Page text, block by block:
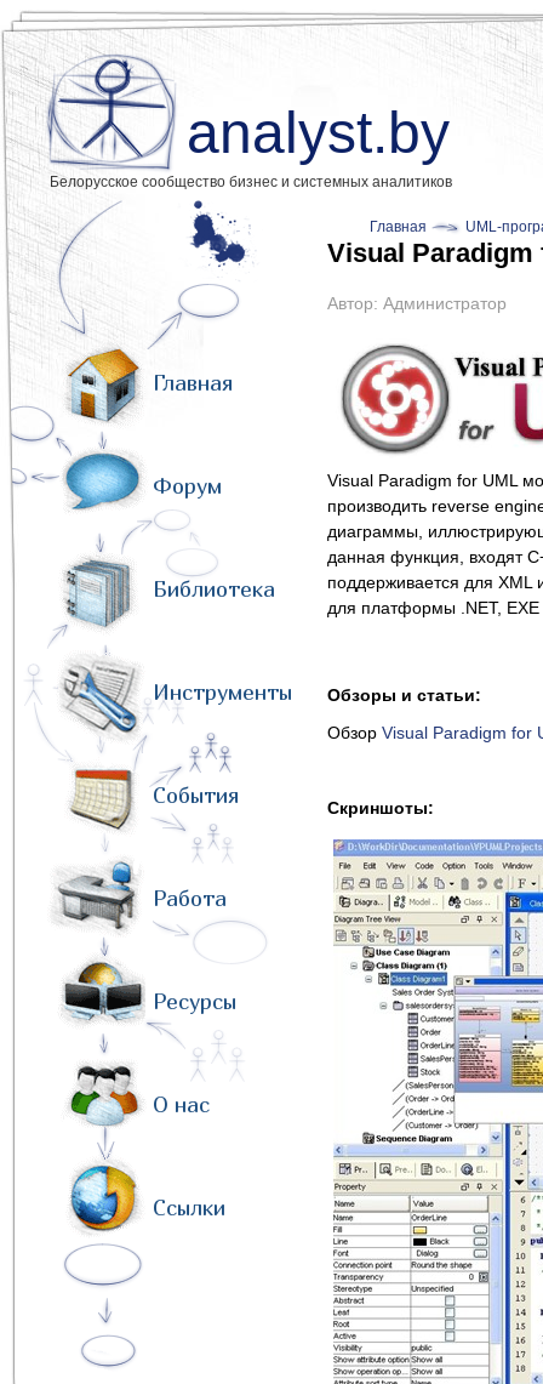
analyst.by
Белорусское сообщество бизнес и системных аналитиков
Главная
Форум
Библиотека
Инструменты
События
Работа
Ресурсы
О нас
Ссылки
Главная UML-
Visual Paradigm
Автор: Администратор
Visual Paradigm for UML
производить reverse
диаграммы,
данная функция, входят
поддерживается для
для платформы .NET,
Обзоры и статьи:
Обзор Visual Paradigm for
Скриншоты: